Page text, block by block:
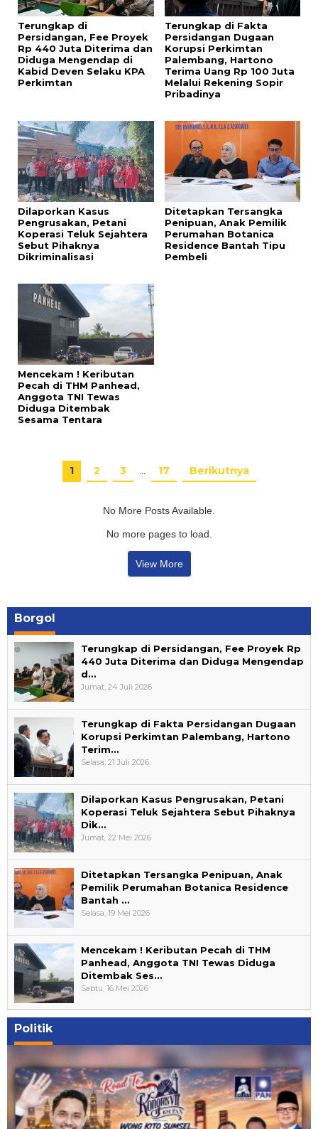
Terungkap di
Persidangan, Fee Proyek
Rp 440 Juta Diterima dan
Diduga Mengendap di
Kabid Deven Selaku KPA
Perkimtan
Terungkap di Fakta
Persidangan Dugaan
Korupsi Perkimtan
Palembang, Hartono
Terima Uang Rp 100 Juta
Melalui Rekening Sopir
Pribadinya
Dilaporkan Kasus
Pengrusakan, Petani
Koperasi Teluk Sejahtera
Sebut Pihaknya
Dikriminalisasi
Ditetapkan Tersangka
Penipuan, Anak Pemilik
Perumahan Botanica
Residence Bantah Tipu
Pembeli
Mencekam ! Keributan
Pecah di THM Panhead,
Anggota TNI Tewas
Diduga Ditembak
Sesama Tentara‎
1 2 3 … 17 Berikutnya
No More Posts Available.
No more pages to load.
View More
Borgol
Terungkap di Persidangan, Fee Proyek Rp
440 Juta Diterima dan Diduga Mengendap
d…
Jumat, 24 Juli 2026
Terungkap di Fakta Persidangan Dugaan
Korupsi Perkimtan Palembang, Hartono
Terim…
Selasa, 21 Juli 2026
Dilaporkan Kasus Pengrusakan, Petani
Koperasi Teluk Sejahtera Sebut Pihaknya
Dik…
Jumat, 22 Mei 2026
Ditetapkan Tersangka Penipuan, Anak
Pemilik Perumahan Botanica Residence
Bantah …
Selasa, 19 Mei 2026
Mencekam ! Keributan Pecah di THM
Panhead, Anggota TNI Tewas Diduga
Ditembak Ses…
Sabtu, 16 Mei 2026
Politik